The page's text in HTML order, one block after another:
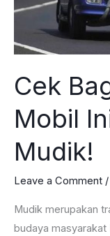
Cek
Mobil
Mudik!
Leave a Comment /
Mudik merupakan
budaya masyarakat